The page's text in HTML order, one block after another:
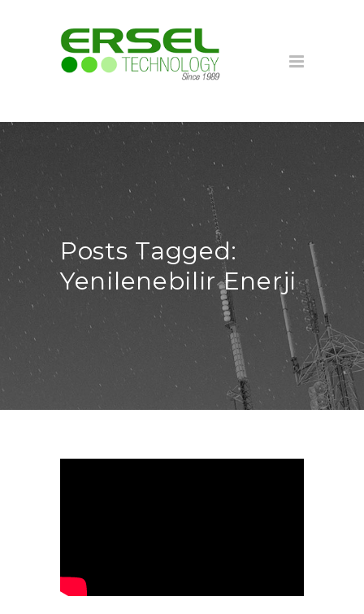
Posts Tagged:
Yenilenebilir Enerji